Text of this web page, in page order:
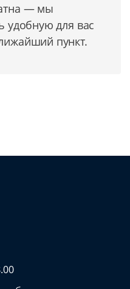
— мы
удобную для вас
пункт.